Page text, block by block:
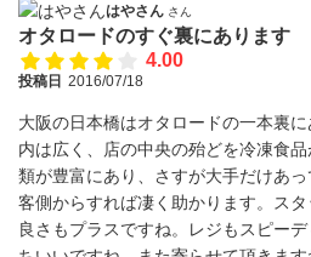
はやさん さん
オタロードのすぐ裏にあります
4.00
投稿日 2016/07/18
大阪の日本橋はオタロードの一本裏
内は広く、店の中央の殆どを冷凍食
類が豊富にあり、さすが大手だけあっ
客側からすれば凄く助かります。ス
良さもプラスですね。レジもスピー